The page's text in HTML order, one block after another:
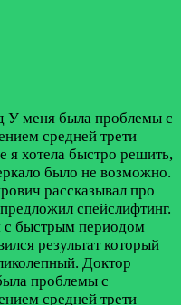
У меня была проблемы с
средней трети
я хотела быстро решить,
было не возможно.
рассказывал про
спейслифтинг.
с быстрым периодом
результат который
Доктор
проблемы с
средней трети